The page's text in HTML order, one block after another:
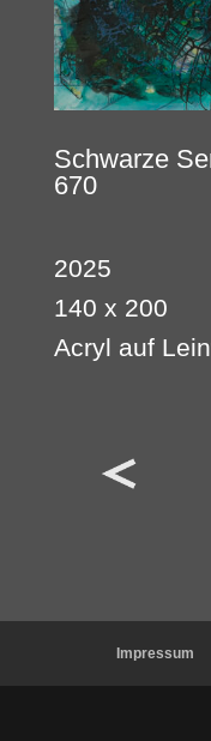
Schwarze
670
2025
140 x 200
Acryl auf
Impressum